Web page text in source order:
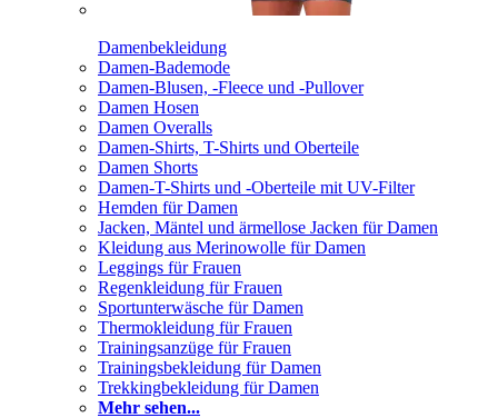
Damenbekleidung
Damen-Bademode
Damen-Blusen, -Fleece und -Pullover
Damen Hosen
Damen Overalls
Damen-Shirts, T-Shirts und Oberteile
Damen Shorts
Damen-T-Shirts und -Oberteile mit UV-Filter
Hemden für Damen
Jacken, Mäntel und ärmellose Jacken für Damen
Kleidung aus Merinowolle für Damen
Leggings für Frauen
Regenkleidung für Frauen
Sportunterwäsche für Damen
Thermokleidung für Frauen
Trainingsanzüge für Frauen
Trainingsbekleidung für Damen
Trekkingbekleidung für Damen
Mehr sehen...